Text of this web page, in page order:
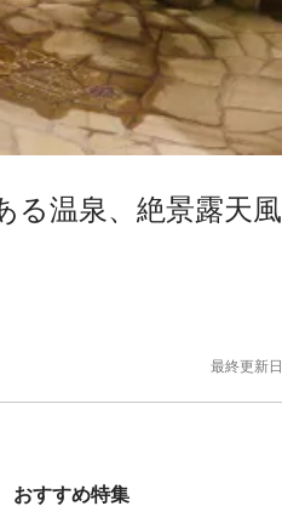
温泉、絶景露天風
最終更新日
おすすめ特集